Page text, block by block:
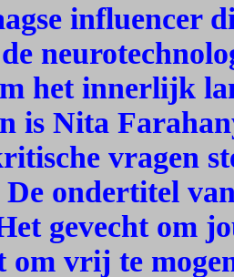
influencer
het innerlijk
is Nita
vragen
De ondertitel
gevecht om
om vrij te